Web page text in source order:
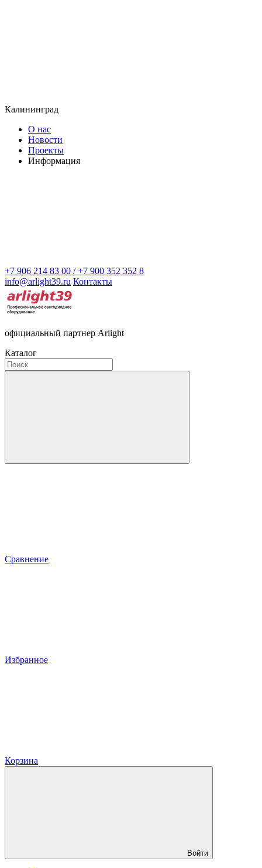
Калининград
О нас
Новости
Проекты
Информация
+7 906 214 83 00 / +7 900 352 352 8
info@arlight39.ru Контакты
официальный партнер Arlight
Каталог
Сравнение
Избранное
Корзина
Войти